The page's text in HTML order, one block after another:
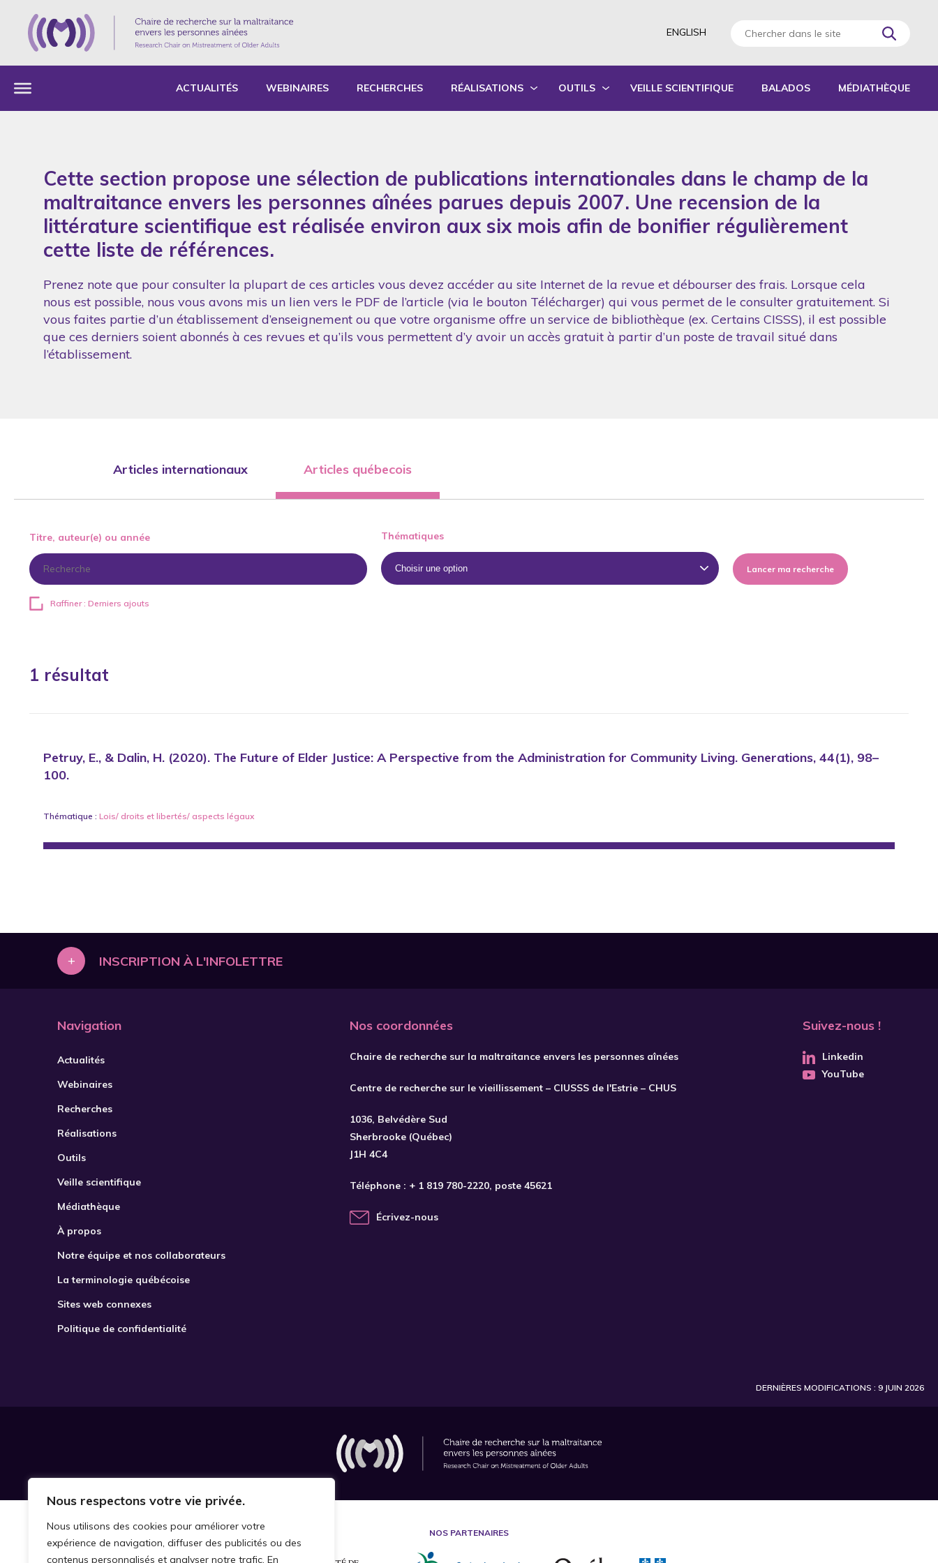
Nous respectons votre vie privée.
Nous utilisons des cookies pour améliorer votre
expérience de navigation, diffuser des publicités ou des
contenus personnalisés et analyser notre trafic. En
ENGLISH
ACTUALITÉS WEBINAIRES RECHERCHES RÉALISATIONS
SYNTHÈSE DES RAPPORTS ANNUELS D’ACTIVITÉS
OUTILS
FORMATIONS
VEILLE SCIENTIFIQUE BALADOS MÉDIATHÈQUE
Cette section propose une sélection de publications internationales dans le champ de la
maltraitance envers les personnes aînées parues depuis 2007. Une recension de la
littérature scientifique est réalisée environ aux six mois afin de bonifier régulièrement
cette liste de références.
Prenez note que pour consulter la plupart de ces articles vous devez accéder au site Internet de la revue et débourser des frais. Lorsque cela
nous est possible, nous vous avons mis un lien vers le PDF de l’article (via le bouton Télécharger) qui vous permet de le consulter gratuitement. Si
vous faites partie d’un établissement d’enseignement ou que votre organisme offre un service de bibliothèque (ex. Certains CISSS), il est possible
que ces derniers soient abonnés à ces revues et qu’ils vous permettent d’y avoir un accès gratuit à partir d’un poste de travail situé dans
l’établissement.
Articles internationaux Articles québecois
Titre, auteur(e) ou année Thématiques
Lancer ma recherche
Raffiner : Derniers ajouts
1 résultat
Petruy, E., & Dalin, H. (2020). The Future of Elder Justice: A Perspective from the Administration for Community Living. Generations, 44(1), 98–
100.
Thématique : Lois/ droits et libertés/ aspects légaux
+ INSCRIPTION À L'INFOLETTRE
Navigation
Actualités
Webinaires
Recherches
Réalisations
Outils
Veille scientifique
Médiathèque
À propos
Notre équipe et nos collaborateurs
La terminologie québécoise
Sites web connexes
Politique de confidentialité
Nos coordonnées
Chaire de recherche sur la maltraitance envers les personnes aînées
Centre de recherche sur le vieillissement – CIUSSS de l'Estrie – CHUS
1036, Belvédère Sud
Sherbrooke (Québec)
J1H 4C4
Téléphone : + 1 819 780-2220, poste 45621
Écrivez-nous
Suivez-nous !
Linkedin
YouTube
DERNIÈRES MODIFICATIONS : 9 JUIN 2026
NOS PARTENAIRES